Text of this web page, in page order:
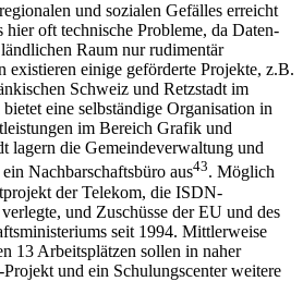
und sozialen Gefälles erreicht
oft technische Probleme, da Daten-
Raum nur rudimentär
existieren einige geförderte Projekte, z.B.
Schweiz und Retzstadt im
eine selbständige Organisation in
im Bereich Grafik und
lagern die Gemeindeverwaltung und
Nachbarschaftsbüro aus43. Möglich
der Telekom, die ISDN-
und Zuschüsse der EU und des
seit 1994. Mittlerweise
13 Arbeitsplätzen sollen in naher
und ein Schulungscenter weitere